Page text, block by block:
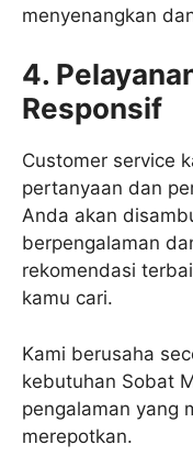
menyenangkan
4.
Responsif
Customer service
pertanyaan dan
Anda akan
berpengalaman
rekomendasi
kamu cari.
Kami berusaha
kebutuhan Sobat
pengalaman yang
merepotkan.